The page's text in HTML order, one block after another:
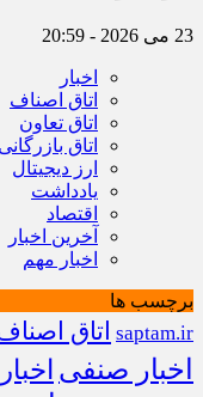
23 می 2026 - 20:59
اخبار
اتاق اصناف
اتاق تعاون
اتاق بازرگانی
ارز دیجیتال
یادداشت
اقتصاد
آخرین اخبار
اخبار مهم
برچسب ها
saptam.ir اتاق
اخبار صنفی